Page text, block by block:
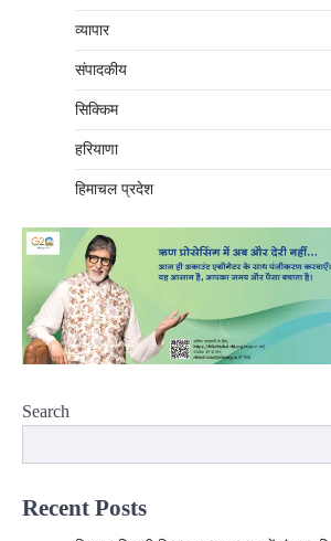
व्यापार
संपादकीय
सिक्किम
हरियाणा
हिमाचल प्रदेश
Search
Recent Posts